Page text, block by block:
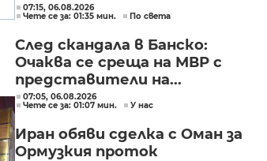
07:15, 06.08.2026
Чете се за: 01:35 мин.
По света
След скандала в Банско:
Очаква се среща на МВР с
представители на...
07:05, 06.08.2026
Чете се за: 01:07 мин.
У нас
Иран обяви сделка с Оман за
Ормузкия проток